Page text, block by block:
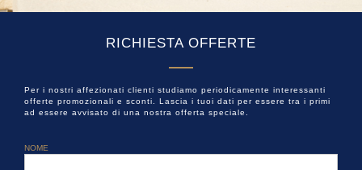
RICHIESTA OFFERTE
Per i nostri affezionati clienti studiamo periodicamente interessanti
offerte promozionali e sconti. Lascia i tuoi dati per essere tra i primi
ad essere avvisato di una nostra offerta speciale.
NOME